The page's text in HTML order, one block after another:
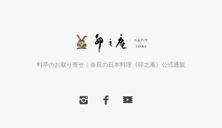
料亭のお取り寄せ｜奈良の日本料理《卯之庵》公式通販